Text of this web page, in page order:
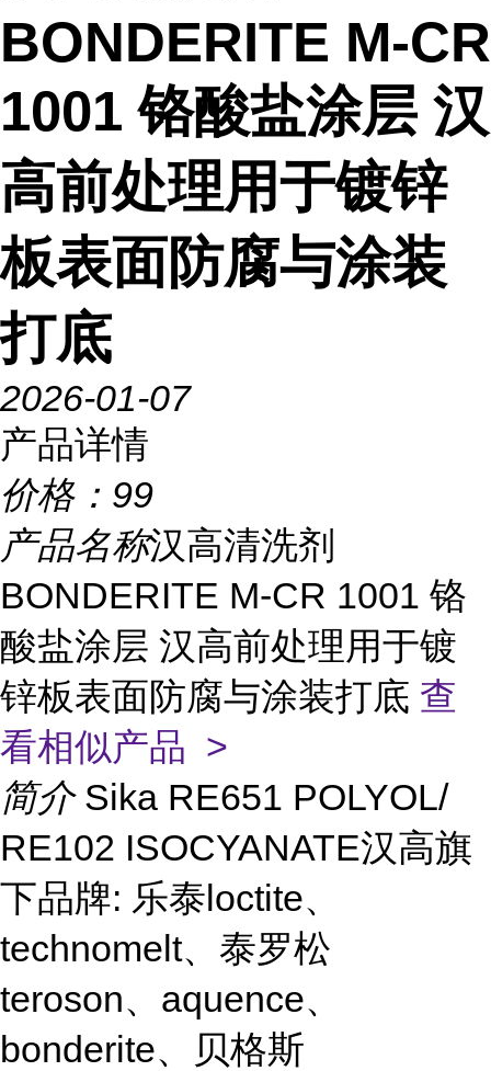
BONDERITE M-CR
1001 铬酸盐涂层 汉
高前处理用于镀锌
板表面防腐与涂装
打底
2026-01-07
产品详情
价格： 99
产品名称汉高清洗剂
BONDERITE M-CR 1001 铬
酸盐涂层 汉高前处理用于镀
锌板表面防腐与涂装打底 查
看相似产品 >
简介 Sika RE651 POLYOL/
RE102 ISOCYANATE汉高旗
下品牌: 乐泰loctite、
technomelt、泰罗松
teroson、aquence、
bonderite、贝格斯